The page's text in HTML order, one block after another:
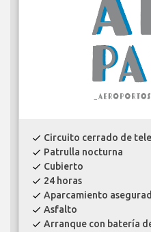
check Circuito cerrado de
check Patrulla nocturna
check Cubierto
check 24 horas
check Aparcamiento
check Asfalto
check Arranque con batería